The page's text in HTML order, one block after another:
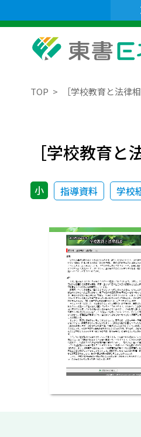
TOP ［学校教育と法
［学校教育
小 指導資料 学校